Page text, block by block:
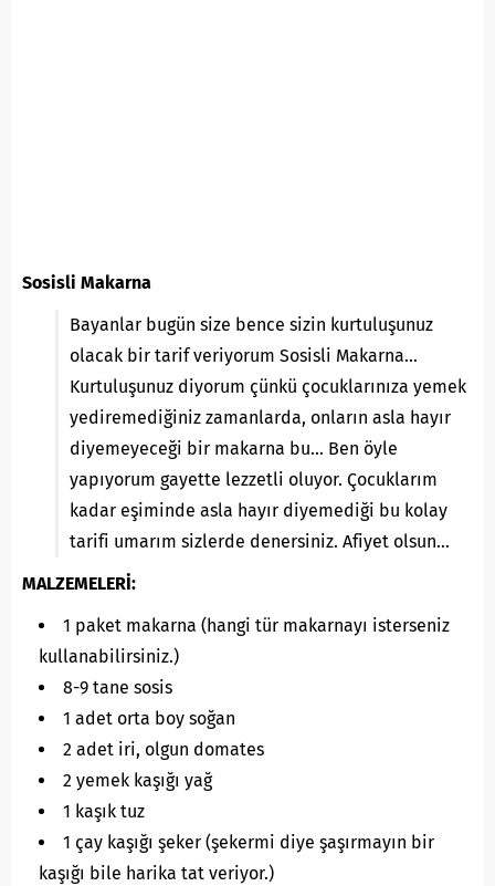
Sosisli Makarna
Bayanlar bugün size bence sizin kurtuluşunuz
olacak bir tarif veriyorum Sosisli Makarna…
Kurtuluşunuz diyorum çünkü çocuklarınıza yemek
yediremediğiniz zamanlarda, onların asla hayır
diyemeyeceği bir makarna bu… Ben öyle
yapıyorum gayette lezzetli oluyor. Çocuklarım
kadar eşiminde asla hayır diyemediği bu kolay
tarifi umarım sizlerde denersiniz. Afiyet olsun…
MALZEMELERİ:
1 paket makarna (hangi tür makarnayı isterseniz
kullanabilirsiniz.)
8-9 tane sosis
1 adet orta boy soğan
2 adet iri, olgun domates
2 yemek kaşığı yağ
1 kaşık tuz
1 çay kaşığı şeker (şekermi diye şaşırmayın bir
kaşığı bile harika tat veriyor.)